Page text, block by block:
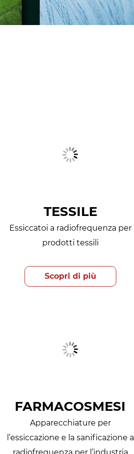
TESSILE
Essiccatoi a radiofrequenza per
prodotti tessili
Scopri di più
FARMACOSMESI
Apparecchiature per
l’essiccazione e la sanificazione a